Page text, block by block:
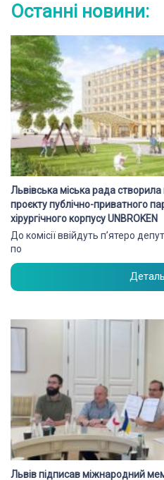
Останні новини:
Львівська міська рада створила
проєкту публічно-приватного
хірургічного корпусу UNBROKEN
До комісії ввійдуть п’ятеро
по
Львів підписав міжнародний